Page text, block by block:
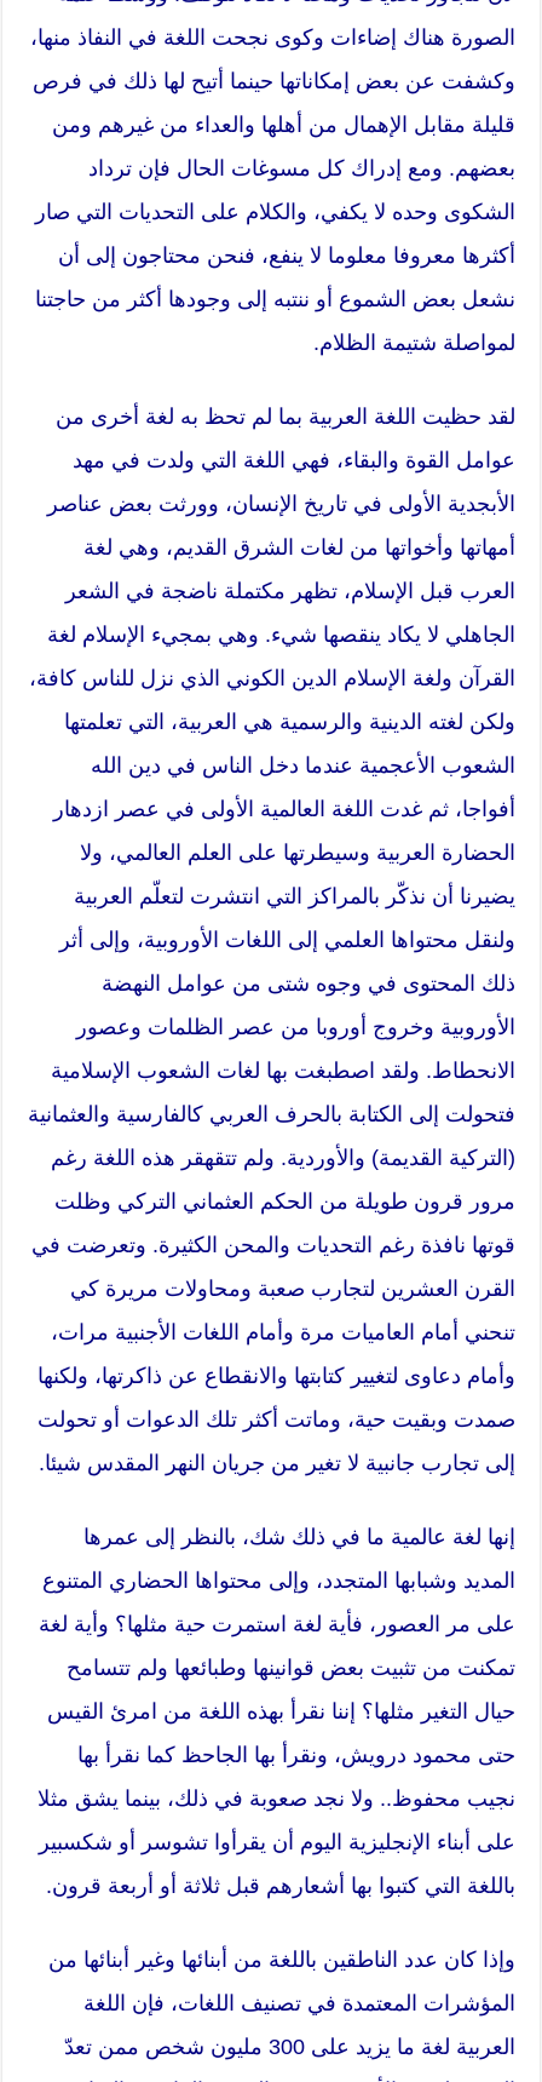
الصورة هناك إضاءات وكوى نجحت اللغة في النفاذ منها،
وكشفت عن بعض إمكاناتها حينما أتيح لها ذلك في فرص
قليلة مقابل الإهمال من أهلها والعداء من غيرهم ومن
بعضهم. ومع إدراك كل مسوغات الحال فإن ترداد
الشكوى وحده لا يكفي، والكلام على التحديات التي صار
أكثرها معروفا معلوما لا ينفع، فنحن محتاجون إلى أن
نشعل بعض الشموع أو ننتبه إلى وجودها أكثر من حاجتنا
لمواصلة شتيمة الظلام.
لقد حظيت اللغة العربية بما لم تحظ به لغة أخرى من
عوامل القوة والبقاء، فهي اللغة التي ولدت في مهد
الأبجدية الأولى في تاريخ الإنسان، وورثت بعض عناصر
أمهاتها وأخواتها من لغات الشرق القديم، وهي لغة
العرب قبل الإسلام، تظهر مكتملة ناضجة في الشعر
الجاهلي لا يكاد ينقصها شيء. وهي بمجيء الإسلام لغة
القرآن ولغة الإسلام الدين الكوني الذي نزل للناس كافة،
ولكن لغته الدينية والرسمية هي العربية، التي تعلمتها
الشعوب الأعجمية عندما دخل الناس في دين الله
أفواجا، ثم غدت اللغة العالمية الأولى في عصر ازدهار
الحضارة العربية وسيطرتها على العلم العالمي، ولا
يضيرنا أن نذكّر بالمراكز التي انتشرت لتعلّم العربية
ولنقل محتواها العلمي إلى اللغات الأوروبية، وإلى أثر
ذلك المحتوى في وجوه شتى من عوامل النهضة
الأوروبية وخروج أوروبا من عصر الظلمات وعصور
الانحطاط. ولقد اصطبغت بها لغات الشعوب الإسلامية
فتحولت إلى الكتابة بالحرف العربي كالفارسية والعثمانية
(التركية القديمة) والأوردية. ولم تتقهقر هذه اللغة رغم
مرور قرون طويلة من الحكم العثماني التركي وظلت
قوتها نافذة رغم التحديات والمحن الكثيرة. وتعرضت في
القرن العشرين لتجارب صعبة ومحاولات مريرة كي
تنحني أمام العاميات مرة وأمام اللغات الأجنبية مرات،
وأمام دعاوى لتغيير كتابتها والانقطاع عن ذاكرتها، ولكنها
صمدت وبقيت حية، وماتت أكثر تلك الدعوات أو تحولت
إلى تجارب جانبية لا تغير من جريان النهر المقدس شيئا.
إنها لغة عالمية ما في ذلك شك، بالنظر إلى عمرها
المديد وشبابها المتجدد، وإلى محتواها الحضاري المتنوع
على مر العصور، فأية لغة استمرت حية مثلها؟ وأية لغة
تمكنت من تثبيت بعض قوانينها وطبائعها ولم تتسامح
حيال التغير مثلها؟ إننا نقرأ بهذه اللغة من امرئ القيس
حتى محمود درويش، ونقرأ بها الجاحظ كما نقرأ بها
نجيب محفوظ.. ولا نجد صعوبة في ذلك، بينما يشق مثلا
على أبناء الإنجليزية اليوم أن يقرأوا تشوسر أو شكسبير
باللغة التي كتبوا بها أشعارهم قبل ثلاثة أو أربعة قرون.
وإذا كان عدد الناطقين باللغة من أبنائها وغير أبنائها من
المؤشرات المعتمدة في تصنيف اللغات، فإن اللغة
العربية لغة ما يزيد على 300 مليون شخص ممن تعدّ